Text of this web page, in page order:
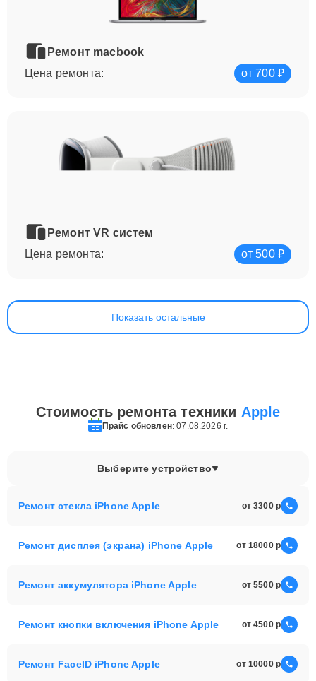
Ремонт macbook
Цена ремонта:
от 700 ₽
Ремонт VR систем
Цена ремонта:
от 500 ₽
Показать остальные
Стоимость ремонта техники Apple
Прайс обновлен: 07.08.2026 г.
Выберите устройство
Ремонт стекла iPhone Apple от 3300
Ремонт дисплея (экрана) iPhone Apple от 18000
Ремонт аккумулятора iPhone Apple от 5500
Ремонт кнопки включения iPhone Apple от 4500
Ремонт FaceID iPhone Apple от 10000